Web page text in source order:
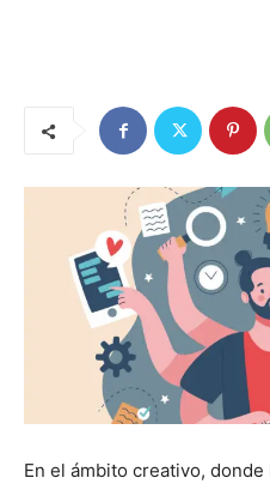
En el ámbito creativo,